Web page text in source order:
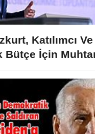
Katılımcı Ve
Bütçe İçin